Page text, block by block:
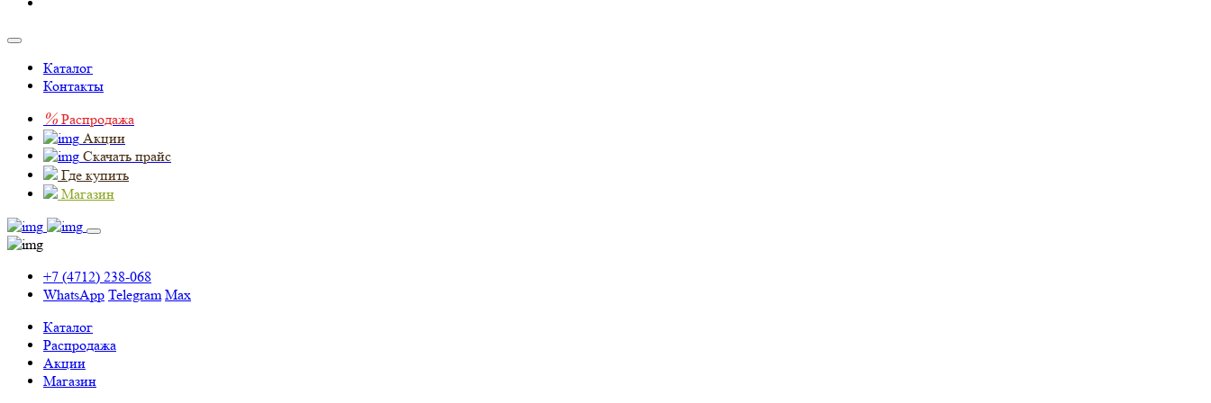
Каталог
Контакты
% Распродажа
Акции
Скачать прайс
Где купить
Магазин
+7 (4712) 238-068
WhatsApp Telegram Max
Каталог
Распродажа
Акции
Магазин